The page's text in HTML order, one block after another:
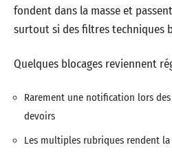
fondent dans la masse et
surtout si des filtres techniques
Quelques blocages reviennent
Rarement une notification lors
devoirs
Les multiples rubriques rendent